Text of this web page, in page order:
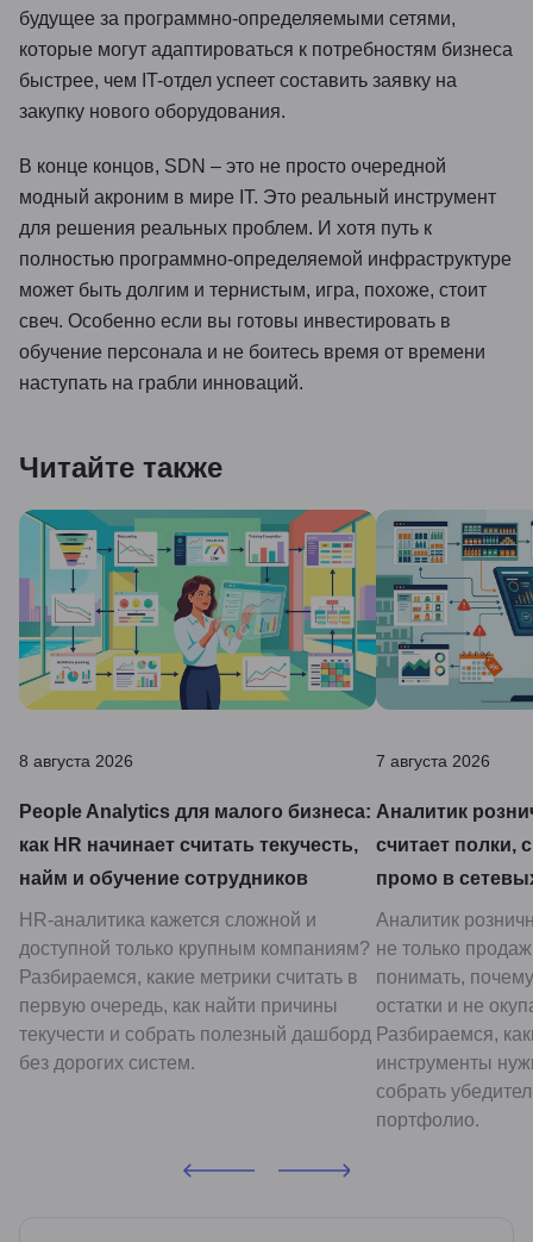
будущее за программно-определяемыми сетями,
которые могут адаптироваться к потребностям бизнеса
быстрее, чем IT-отдел успеет составить заявку на
закупку нового оборудования.
В конце концов, SDN – это не просто очередной
модный акроним в мире IT. Это реальный инструмент
для решения реальных проблем. И хотя путь к
полностью программно-определяемой инфраструктуре
может быть долгим и тернистым, игра, похоже, стоит
свеч. Особенно если вы готовы инвестировать в
обучение персонала и не боитесь время от времени
наступать на грабли инноваций.
Читайте также
8 августа 2026
People Analytics для малого бизнеса:
как HR начинает считать текучесть,
найм и обучение сотрудников
HR-аналитика кажется сложной и
доступной только крупным компаниям?
Разбираемся, какие метрики считать в
первую очередь, как найти причины
текучести и собрать полезный дашборд
без дорогих систем.
7 августа 2026
Аналитик
считает полки,
промо в
Аналитик
не только
понимать,
остатки и не
Разбираемся,
инструменты
собрать
портфолио.